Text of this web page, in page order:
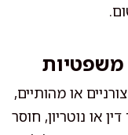
משפטיות
או מהותיים,
או נוטריון, חוסר